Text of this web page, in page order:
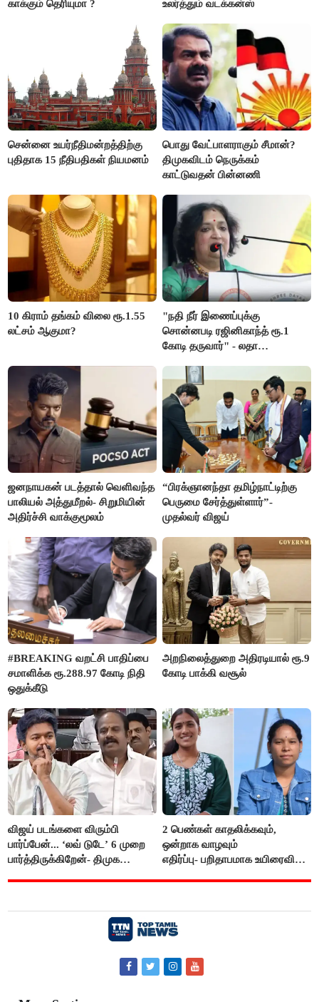
காக்கும் தெரியுமா ?
உலர்த்தும் வடக்கன்ஸ்
சென்னை உயர்நீதிமன்றத்திற்கு
புதிதாக 15 நீதிபதிகள் நியமனம்
பொது வேட்பாளராகும் சீமான்?
திமுகவிடம் நெருக்கம்
காட்டுவதன் பின்னணி
10 கிராம் தங்கம் விலை ரூ.1.55
லட்சம் ஆகுமா?
"நதி நீர் இணைப்புக்கு
சொன்னபடி ரஜினிகாந்த் ரூ.1
கோடி தருவார்" - லதா
ஜனநாயகன் படத்தால் வெளிவந்த
பாலியல் அத்துமீறல்- சிறுமியின்
அதிர்ச்சி வாக்குமூலம்
“பிரக்ஞானந்தா தமிழ்நாட்டிற்கு
பெருமை சேர்த்துள்ளார்”-
முதல்வர் விஜய்
#BREAKING வறட்சி பாதிப்பை
சமாளிக்க ரூ.288.97 கோடி நிதி
ஒதுக்கீடு
அறநிலைத்துறை அதிரடியால் ரூ.9
கோடி பாக்கி வசூல்
விஜய் படங்களை விரும்பி
பார்ப்பேன்... ‘லவ் டுடே’ 6 முறை
பார்த்திருக்கிறேன்- திமுக
2 பெண்கள் காதலிக்கவும்,
ஒன்றாக வாழவும்
எதிர்ப்பு- பறிதாபமாக உயிரைவிட்ட